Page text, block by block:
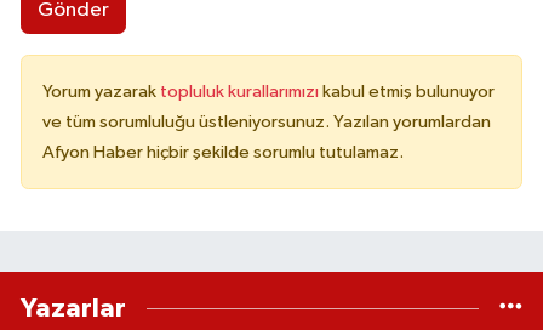
Gönder
Yorum yazarak topluluk kurallarımızı kabul etmiş bulunuyor
ve tüm sorumluluğu üstleniyorsunuz. Yazılan yorumlardan
Afyon Haber hiçbir şekilde sorumlu tutulamaz.
Yazarlar